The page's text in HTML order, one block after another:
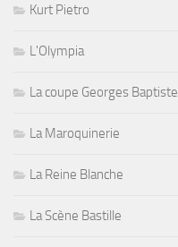
Kurt Pietro
L'Olympia
La coupe Georges Baptiste
La Maroquinerie
La Reine Blanche
La Scène Bastille